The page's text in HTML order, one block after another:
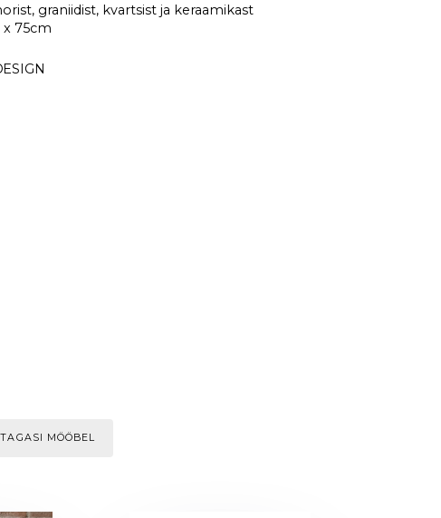
graniidist, kvartsist ja keraamikast
75cm
TAGASI MÖÖBEL